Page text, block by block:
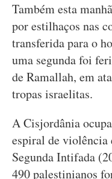
Também esta
por estilhaços nas
transferida para o
uma segunda foi
de Ramallah, em
tropas israelitas.
A Cisjordânia
espiral de violência
Segunda Intifada
490 palestinianos